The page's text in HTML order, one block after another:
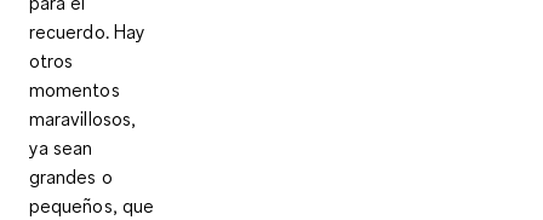
recuerdo. Hay
otros
momentos
maravillosos,
ya sean
grandes o
pequeños, que